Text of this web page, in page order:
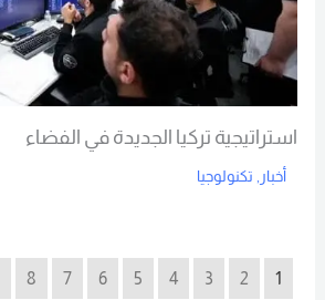
استراتيجية تركيا الجديدة في الفضاء
أخبار تكنولوجيا
1
2
3
4
5
6
7
8